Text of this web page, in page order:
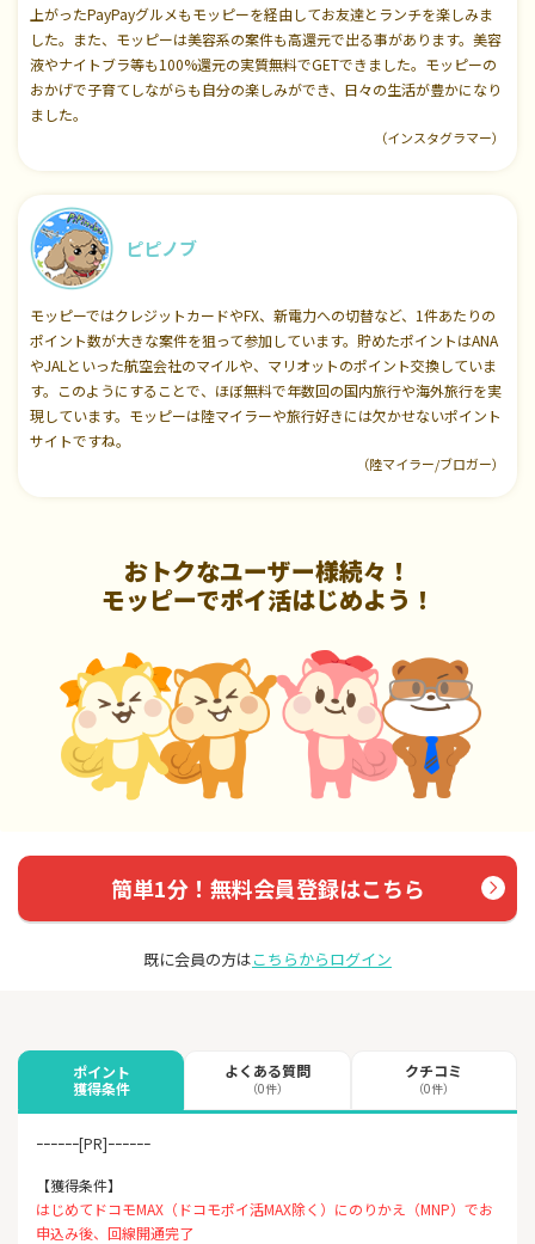
上がったPayPayグルメもモッピーを経由してお友達とランチを楽しみま
した。また、モッピーは美容系の案件も高還元で出る事があります。美容
液やナイトブラ等も100%還元の実質無料でGETできました。モッピーの
おかげで子育てしながらも自分の楽しみができ、日々の生活が豊かになり
ました。
（インスタグラマー）
ピピノブ
モッピーではクレジットカードやFX、新電力への切替など、1件あたりの
ポイント数が大きな案件を狙って参加しています。貯めたポイントはANA
やJALといった航空会社のマイルや、マリオットのポイント交換していま
す。このようにすることで、ほぼ無料で年数回の国内旅行や海外旅行を実
現しています。モッピーは陸マイラーや旅行好きには欠かせないポイント
サイトですね。
（陸マイラー/ブロガー）
おトクなユーザー様続々！
モッピーでポイ活はじめよう！
簡単1分！無料会員登録はこちら
既に会員の方はこちらからログイン
ポイント
獲得条件
よくある質問
（0件）
クチコミ
（0件）
ｰｰｰｰｰｰ[PR]ｰｰｰｰｰｰ
【獲得条件】
はじめてドコモMAX（ドコモポイ活MAX除く）にのりかえ（MNP）でお
申込み後、回線開通完了